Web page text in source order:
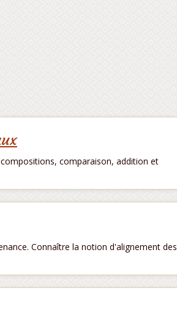
comparaison, addition et
Connaître la notion d'alignement des